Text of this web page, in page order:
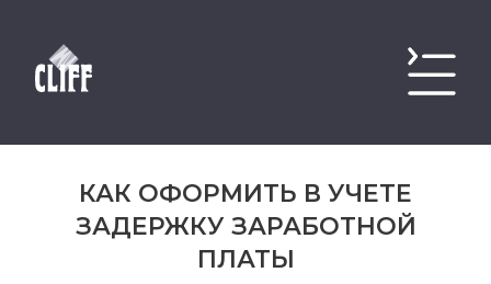
КАК ОФОРМИТЬ В УЧЕТЕ
ЗАДЕРЖКУ ЗАРАБОТНОЙ
ПЛАТЫ